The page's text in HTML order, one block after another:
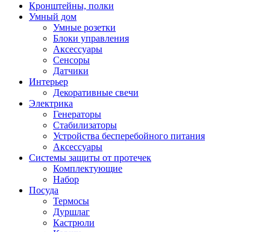
Кронштейны, полки
Умный дом
Умные розетки
Блоки управления
Аксессуары
Сенсоры
Датчики
Интерьер
Декоративные свечи
Электрика
Генераторы
Стабилизаторы
Устройства бесперебойного питания
Аксессуары
Системы защиты от протечек
Комплектующие
Набор
Посуда
Термосы
Дуршлаг
Кастрюли